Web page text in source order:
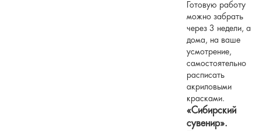
Готовую работу
можно забрать
через 3 недели, а
дома, на ваше
усмотрение,
самостоятельно
расписать
акриловыми
красками.
«Сибирский
сувенир».